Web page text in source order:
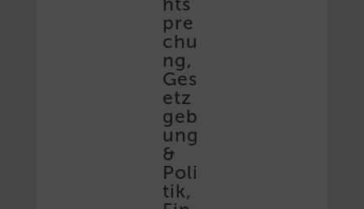
pre
chu
ng,
Ges
etz
geb
ung
&
Poli
tik,